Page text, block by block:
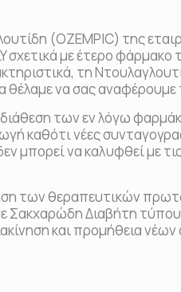
(OZEMPIC) της
σχετικά με έτερο φάρμακο
τη
θέλαμε να σας αναφέρουμε
των εν λόγω
καθότι νέες
μπορεί να καλυφθεί με
των θεραπευτικών
Σακχαρώδη Διαβήτη
και προμήθεια